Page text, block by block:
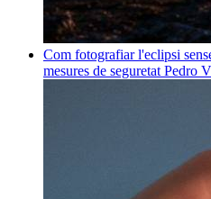
Com fotografiar l'eclipsi
mesures de seguretat Pedro